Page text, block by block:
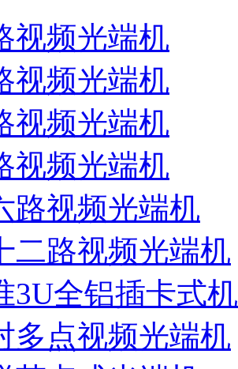
视频光端机
视频光端机
视频光端机
视频光端机
路视频光端机
二路视频光端机
3U全铝插卡式
多点视频光端机